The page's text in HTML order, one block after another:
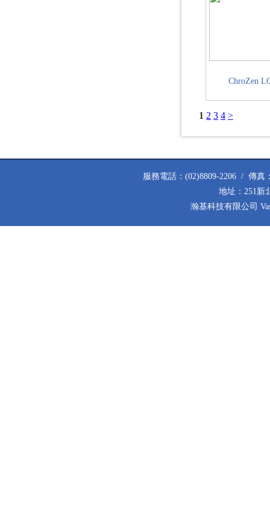
ChroZen
1 2 3 4 >
服務電話：(02)8809-2206 / 傳真
地址：251新
瀚基科技有限公司